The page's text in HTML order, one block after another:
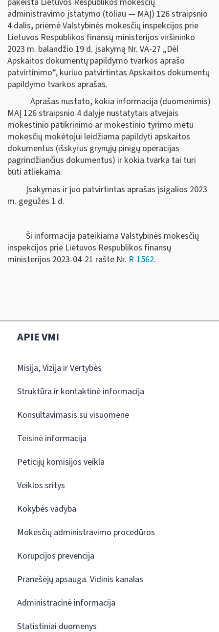
administravimo įstatymo (toliau — MAĮ) 126 straipsnio
4 dalis, priėmė Valstybinės mokesčių inspekcijos prie
Lietuvos Respublikos finansų ministerijos viršininko
2023 m. balandžio 19 d. įsakymą Nr. VA-27 „Dėl
Apskaitos dokumentų papildymo tvarkos aprašo
patvirtinimo“, kuriuo patvirtintas Apskaitos dokumentų
papildymo tvarkos aprašas.
Aprašas nustato, kokia informacija (duomenimis)
MAĮ 126 straipsnio 4 dalyje nustatytais atvejais
mokestinio patikrinimo ar mokestinio tyrimo metu
mokesčių mokėtojui leidžiama papildyti apskaitos
dokumentus (išskyrus grynųjų pinigų operacijas
pagrindžiančius dokumentus) ir kokia tvarka tai turi
būti atliekama.
Įsakymas ir juo patvirtintas aprašas įsigalios 2023
m. gegužės 1 d.
Ši informacija pateikiama Valstybinės mokesčių
inspekcijos prie Lietuvos Respublikos finansų
ministerijos 2023-04-21 rašte Nr. R-1562.
APIE VMI
Misija, Vizija ir Vertybės
Struktūra ir kontaktinė informacija
Konsultavimasis su visuomene
Teisinė informacija
Peticijų komisijos veikla
Veiklos sritys
Kokybės vadyba
Mokesčių administravimo procedūros
Korupcijos prevencija
Pranešėjų apsauga. Vidinis kanalas
Administracinė informacija
Statistiniai duomenys